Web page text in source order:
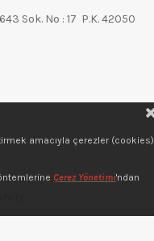
Sok. No : 17 P.K. 42050
amacıyla çerezler (cookies)
Çerez Yönetimi'ndan